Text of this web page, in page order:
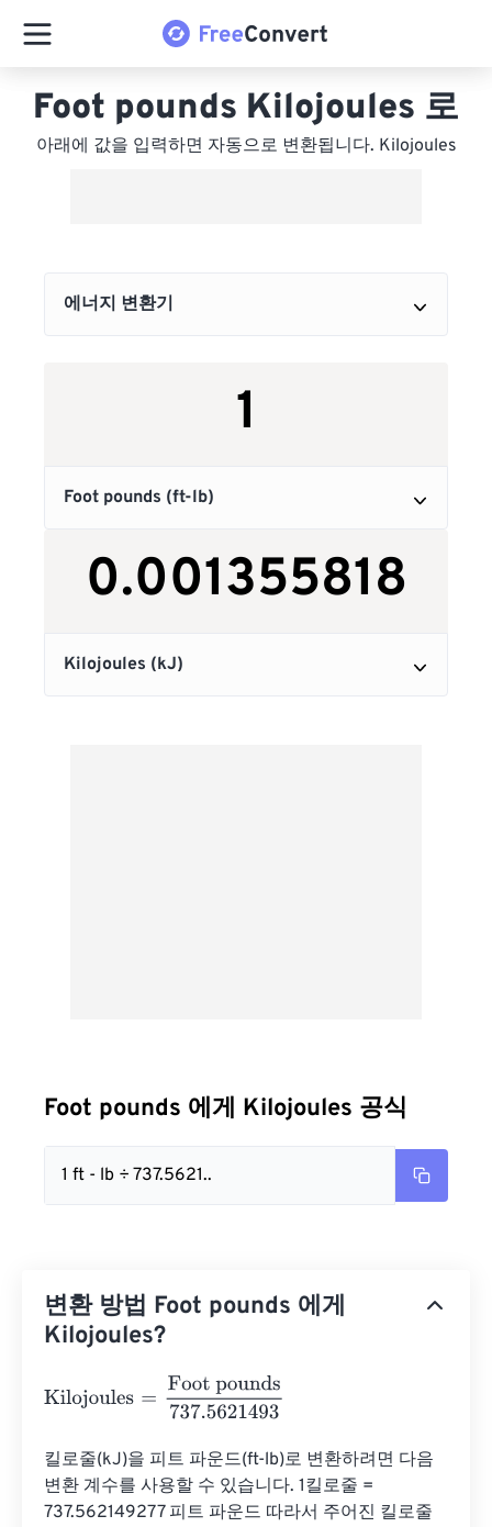
Foot pounds Kilojoules 로
아래에 값을 입력하면 자동으로 변환됩니다. Kilojoules
Foot pounds 에게 Kilojoules 공식
1 ft - lb ÷ 737.5621..
변환 방법 Foot pounds 에게
Kilojoules?
Kilojoules Foot pounds737.5621493
킬로줄(kJ)을 피트 파운드(ft-lb)로 변환하려면 다음
변환 계수를 사용할 수 있습니다. 1킬로줄 =
737.562149277 피트 파운드 따라서 주어진 킬로줄